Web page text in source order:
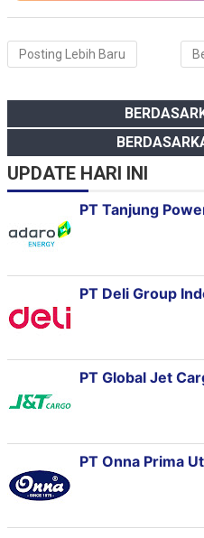
Posting Lebih Baru
UPDATE HARI INI